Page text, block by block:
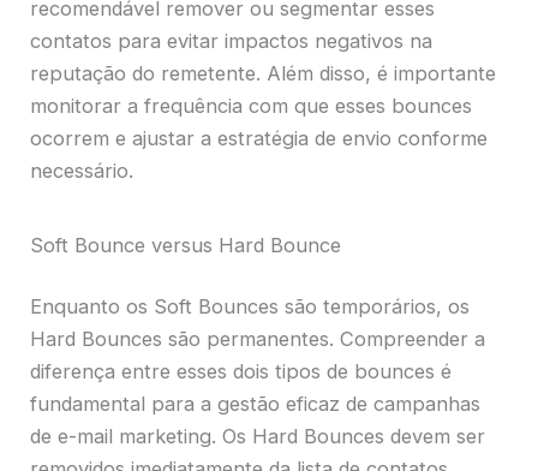
recomendável remover ou segmentar esses
contatos para evitar impactos negativos na
reputação do remetente. Além disso, é importante
monitorar a frequência com que esses bounces
ocorrem e ajustar a estratégia de envio conforme
necessário.
Soft Bounce versus Hard Bounce
Enquanto os Soft Bounces são temporários, os
Hard Bounces são permanentes. Compreender a
diferença entre esses dois tipos de bounces é
fundamental para a gestão eficaz de campanhas
de e-mail marketing. Os Hard Bounces devem ser